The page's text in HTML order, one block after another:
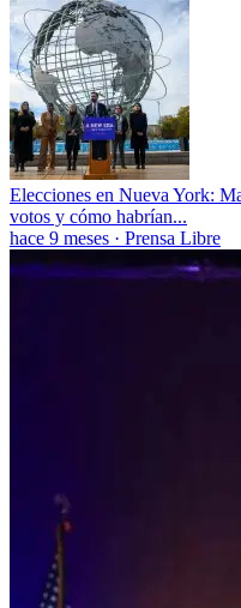
Elecciones en Nueva York:
votos y cómo habrían...
hace 9 meses · Prensa Libre